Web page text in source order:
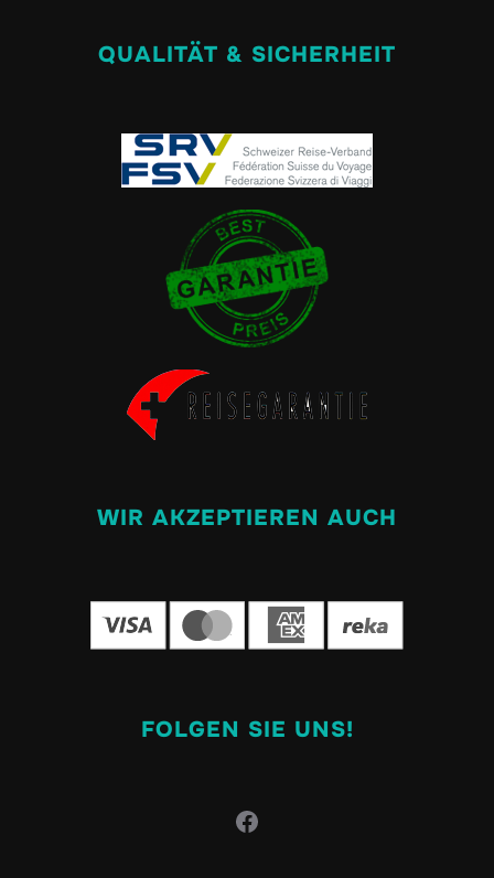
QUALITÄT & SICHERHEIT
WIR AKZEPTIEREN AUCH
FOLGEN SIE UNS!
Facebook